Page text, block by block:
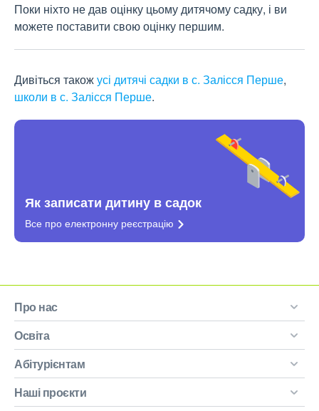
Поки ніхто не дав оцінку цьому дитячому садку, і ви
можете поставити свою оцінку першим.
Дивіться такожусі дитячі садки в с. Залісся Перше,
школи в с. Залісся Перше.
Як записати дитину в садок
Все про електронну реєстрацію
Про нас
Освіта
Абітурієнтам
Наші проєкти